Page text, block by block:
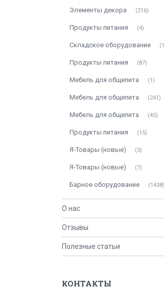
Элементы декора 216
Продукты питания 4
Складское оборудование 1
Продукты питания 87
Мебель для общепита 1
Мебель для общепита 241
Мебель для общепита 45
Продукты питания 15
Я-Товары (новые) 3
Я-Товары (новые) 7
Барное оборудование 1438
О нас
Отзывы
Полезные статьи
КОНТАКТЫ